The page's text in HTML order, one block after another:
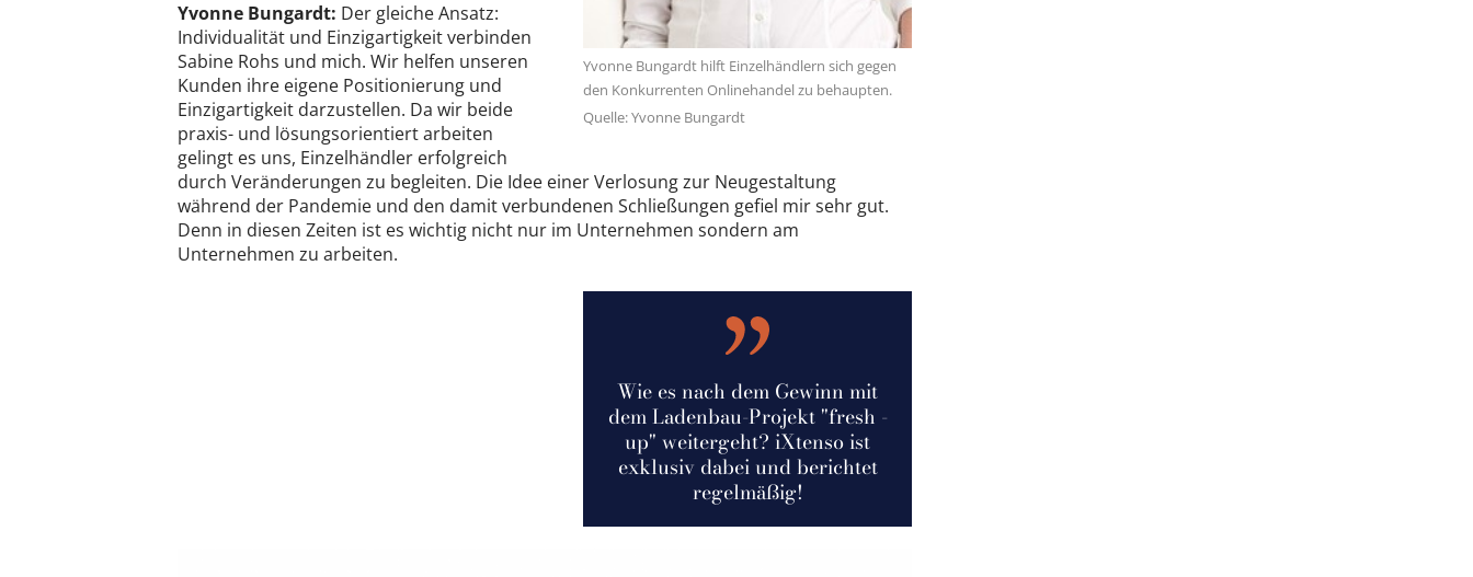
Yvonne Bungardt hilft Einzelhändlern sich gegen
den Konkurrenten Onlinehandel zu behaupten.
Quelle: Yvonne Bungardt
Yvonne Bungardt: Der gleiche Ansatz:
Individualität und Einzigartigkeit verbinden
Sabine Rohs und mich. Wir helfen unseren
Kunden ihre eigene Positionierung und
Einzigartigkeit darzustellen. Da wir beide
praxis- und lösungsorientiert arbeiten
gelingt es uns, Einzelhändler erfolgreich
durch Veränderungen zu begleiten. Die Idee einer Verlosung zur Neugestaltung
während der Pandemie und den damit verbundenen Schließungen gefiel mir sehr gut.
Denn in diesen Zeiten ist es wichtig nicht nur im Unternehmen sondern am
Unternehmen zu arbeiten.
Wie es nach dem Gewinn mit
dem Ladenbau-Projekt "fresh -
up" weitergeht? iXtenso ist
exklusiv dabei und berichtet
regelmäßig!